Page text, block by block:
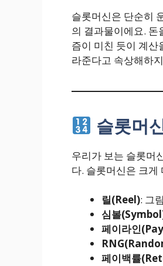
슬롯머신은 단순히
의 결과물이에요. 돈
즘이 미친 듯이 계산
라준다고 속상해하
슬롯머
우리가 보는 슬롯머
다. 슬롯머신은 크게
릴(Reel): 그
심볼
페이라인
페이백률